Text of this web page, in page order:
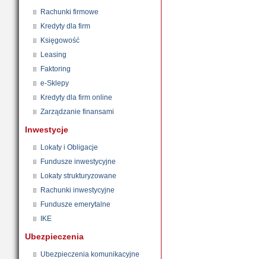
Rachunki firmowe
Kredyty dla firm
Księgowość
Leasing
Faktoring
e-Sklepy
Kredyty dla firm online
Zarządzanie finansami
Inwestycje
Lokaty i Obligacje
Fundusze inwestycyjne
Lokaty strukturyzowane
Rachunki inwestycyjne
Fundusze emerytalne
IKE
Ubezpieczenia
Ubezpieczenia komunikacyjne